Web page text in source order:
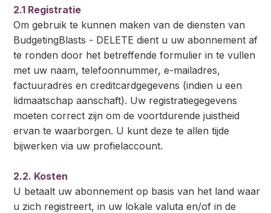
2.1 Registratie
Om gebruik te kunnen maken van de diensten van
BudgetingBlasts - DELETE dient u uw abonnement af
te ronden door het betreffende formulier in te vullen
met uw naam, telefoonnummer, e-mailadres,
factuuradres en creditcardgegevens (indien u een
lidmaatschap aanschaft). Uw registratiegegevens
moeten correct zijn om de voortdurende juistheid
ervan te waarborgen. U kunt deze te allen tijde
bijwerken via uw profielaccount.
2.2. Kosten
U betaalt uw abonnement op basis van het land waar
u zich registreert, in uw lokale valuta en/of in de